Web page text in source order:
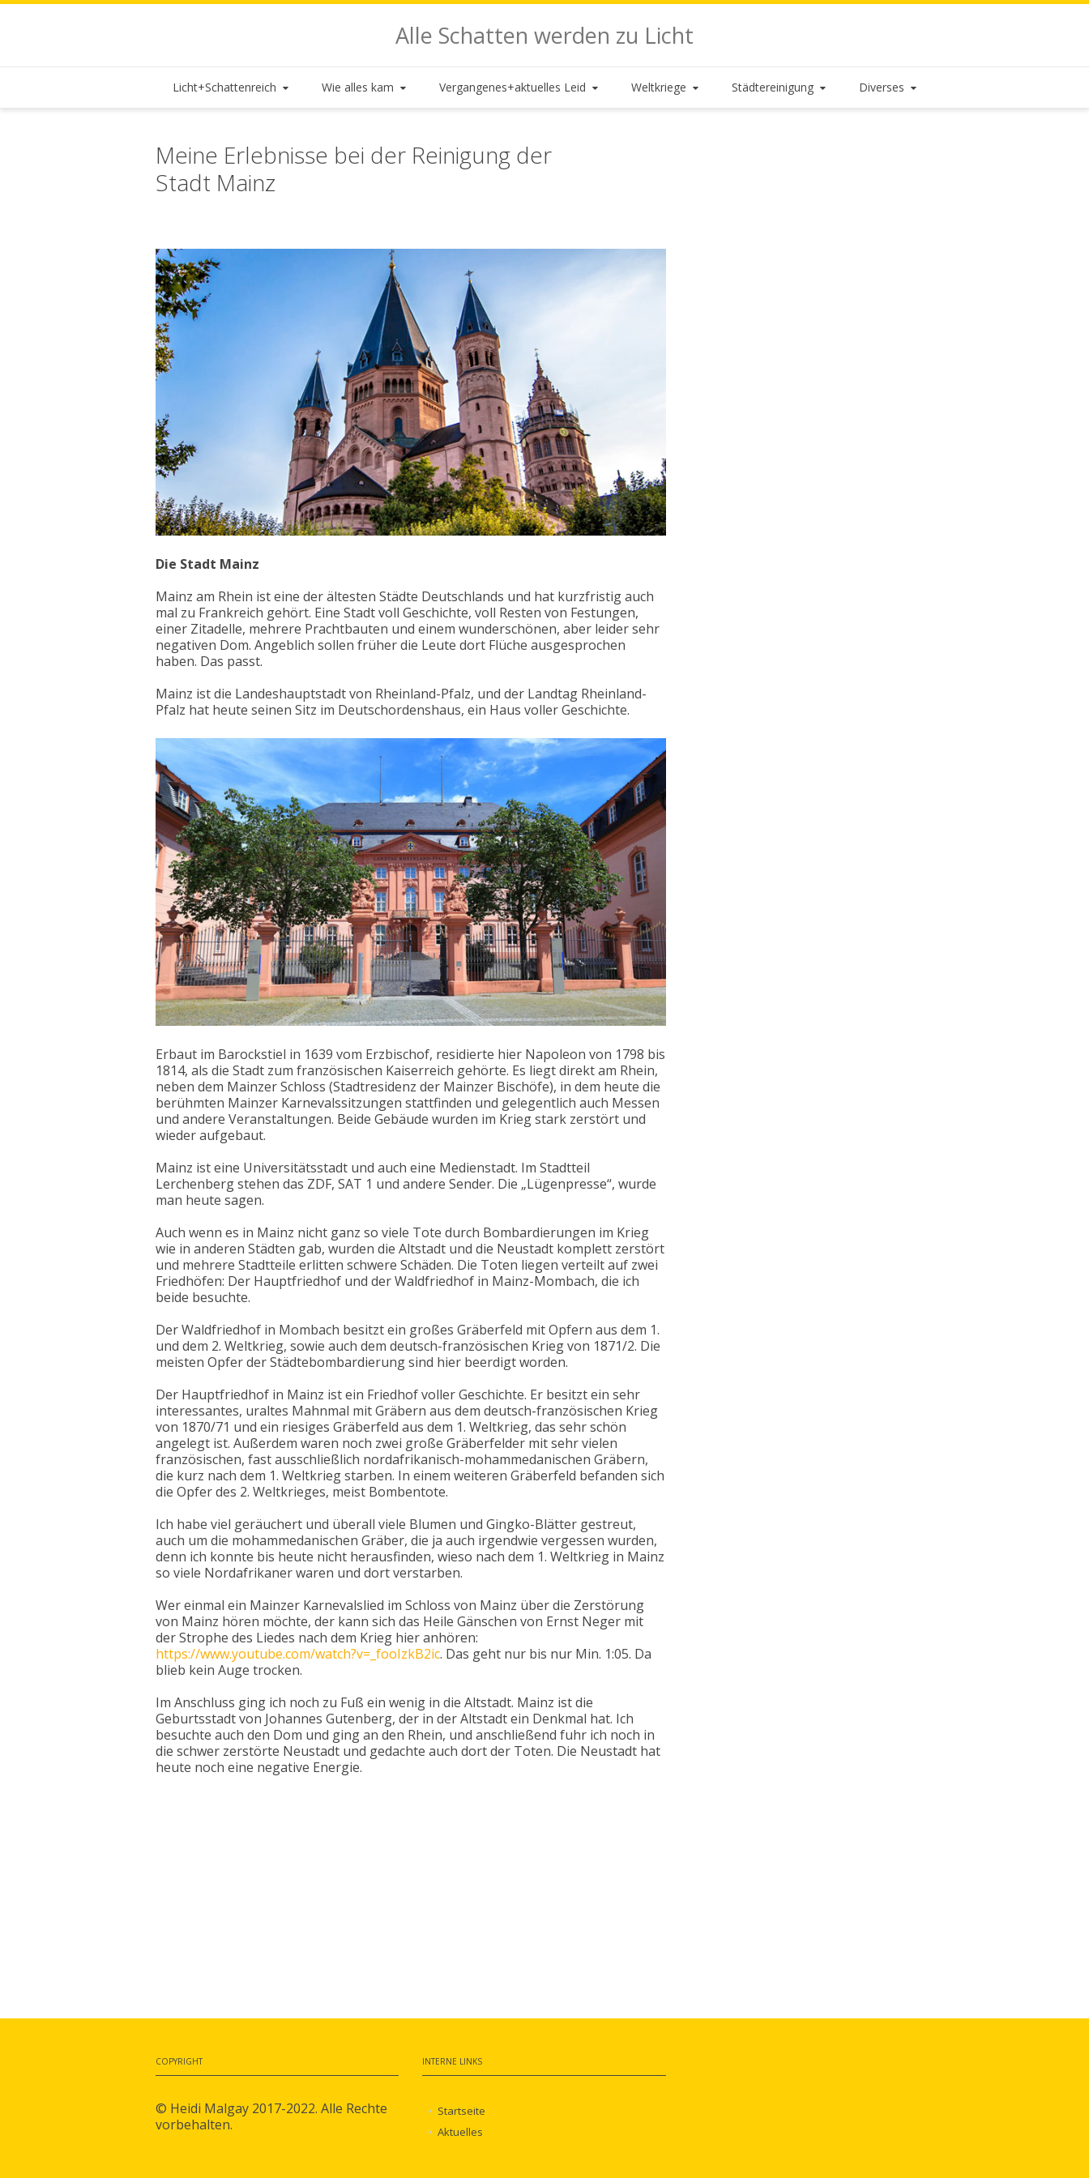
Alle Schatten werden zu Licht
Licht+Schattenreich Wie alles kam Vergangenes+aktuelles Leid Weltkriege Städtereinigung Diverses
Meine Erlebnisse bei der Reinigung der
Stadt Mainz
Die Stadt Mainz
Mainz am Rhein ist eine der ältesten Städte Deutschlands und hat kurzfristig auch
mal zu Frankreich gehört. Eine Stadt voll Geschichte, voll Resten von Festungen,
einer Zitadelle, mehrere Prachtbauten und einem wunderschönen, aber leider sehr
negativen Dom. Angeblich sollen früher die Leute dort Flüche ausgesprochen
haben. Das passt.
Mainz ist die Landeshauptstadt von Rheinland-Pfalz, und der Landtag Rheinland-
Pfalz hat heute seinen Sitz im Deutschordenshaus, ein Haus voller Geschichte.
Erbaut im Barockstiel in 1639 vom Erzbischof, residierte hier Napoleon von 1798 bis
1814, als die Stadt zum französischen Kaiserreich gehörte. Es liegt direkt am Rhein,
neben dem Mainzer Schloss (Stadtresidenz der Mainzer Bischöfe), in dem heute die
berühmten Mainzer Karnevalssitzungen stattfinden und gelegentlich auch Messen
und andere Veranstaltungen. Beide Gebäude wurden im Krieg stark zerstört und
wieder aufgebaut.
Mainz ist eine Universitätsstadt und auch eine Medienstadt. Im Stadtteil
Lerchenberg stehen das ZDF, SAT 1 und andere Sender. Die „Lügenpresse“, wurde
man heute sagen.
Auch wenn es in Mainz nicht ganz so viele Tote durch Bombardierungen im Krieg
wie in anderen Städten gab, wurden die Altstadt und die Neustadt komplett zerstört
und mehrere Stadtteile erlitten schwere Schäden. Die Toten liegen verteilt auf zwei
Friedhöfen: Der Hauptfriedhof und der Waldfriedhof in Mainz-Mombach, die ich
beide besuchte.
Der Waldfriedhof in Mombach besitzt ein großes Gräberfeld mit Opfern aus dem 1.
und dem 2. Weltkrieg, sowie auch dem deutsch-französischen Krieg von 1871/2. Die
meisten Opfer der Städtebombardierung sind hier beerdigt worden.
Der Hauptfriedhof in Mainz ist ein Friedhof voller Geschichte. Er besitzt ein sehr
interessantes, uraltes Mahnmal mit Gräbern aus dem deutsch-französischen Krieg
von 1870/71 und ein riesiges Gräberfeld aus dem 1. Weltkrieg, das sehr schön
angelegt ist. Außerdem waren noch zwei große Gräberfelder mit sehr vielen
französischen, fast ausschließlich nordafrikanisch-mohammedanischen Gräbern,
die kurz nach dem 1. Weltkrieg starben. In einem weiteren Gräberfeld befanden sich
die Opfer des 2. Weltkrieges, meist Bombentote.
Ich habe viel geräuchert und überall viele Blumen und Gingko-Blätter gestreut,
auch um die mohammedanischen Gräber, die ja auch irgendwie vergessen wurden,
denn ich konnte bis heute nicht herausfinden, wieso nach dem 1. Weltkrieg in Mainz
so viele Nordafrikaner waren und dort verstarben.
Wer einmal ein Mainzer Karnevalslied im Schloss von Mainz über die Zerstörung
von Mainz hören möchte, der kann sich das Heile Gänschen von Ernst Neger mit
der Strophe des Liedes nach dem Krieg hier anhören:
https://www.youtube.com/watch?v=_fooIzkB2ic. Das geht nur bis nur Min. 1:05. Da
blieb kein Auge trocken.
Im Anschluss ging ich noch zu Fuß ein wenig in die Altstadt. Mainz ist die
Geburtsstadt von Johannes Gutenberg, der in der Altstadt ein Denkmal hat. Ich
besuchte auch den Dom und ging an den Rhein, und anschließend fuhr ich noch in
die schwer zerstörte Neustadt und gedachte auch dort der Toten. Die Neustadt hat
heute noch eine negative Energie.
COPYRIGHT
© Heidi Malgay 2017-2022. Alle Rechte
vorbehalten.
INTERNE LINKS
Startseite
Aktuelles